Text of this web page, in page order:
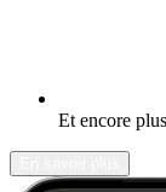
Et encore